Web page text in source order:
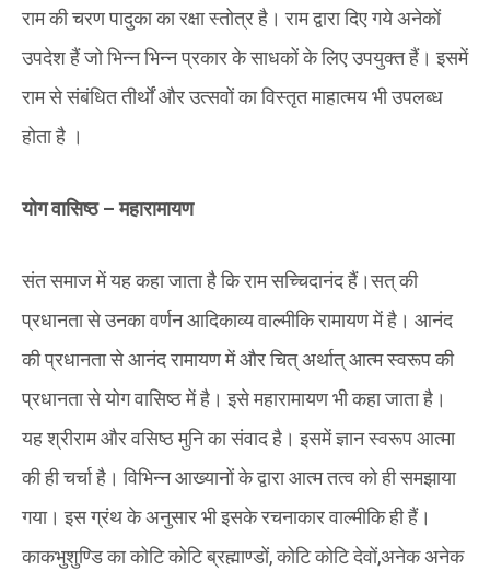
राम की चरण पादुका का रक्षा स्तोत्र है। राम द्वारा दिए गये अनेकों
उपदेश हैं जो भिन्न भिन्न प्रकार के साधकों के लिए उपयुक्त हैं। इसमें
राम से संबंधित तीर्थों और उत्सवों का विस्तृत माहात्मय भी उपलब्ध
होता है ‌।
योग वासिष्ठ–महारामायण
संत समाज में यह कहा जाता है कि राम सच्चिदानंद हैं।‌सत् की
प्रधानता से उनका वर्णन आदिकाव्य वाल्मीकि रामायण में है। आनंद
की प्रधानता से आनंद रामायण में और चित् अर्थात् आत्म स्वरूप की
प्रधानता से योग वासिष्ठ में है। इसे महारामायण भी कहा जाता है।
यह श्रीराम और वसिष्ठ मुनि का संवाद है। इसमें ज्ञान स्वरूप आत्मा
की ही चर्चा है। विभिन्न आख्यानों के द्वारा आत्म तत्व को ही समझाया
गया। इस ग्रंथ के अनुसार भी इसके रचनाकार वाल्मीकि ही हैं।
काकभुशुण्डि का कोटि कोटि ब्रह्माण्डों, कोटि कोटि देवों,अनेक अनेक